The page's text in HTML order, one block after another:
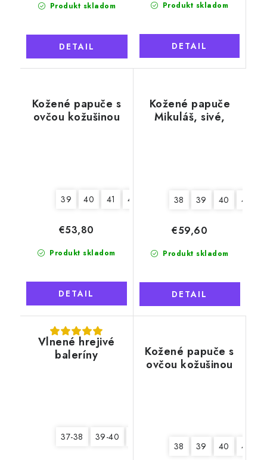
Produkt skladom
DETAIL
Produkt skladom
DETAIL
Kožené papuče s
ovčou kožušinou
39 40 41 42 44 45 46
Produkt skladom
€53,80
DETAIL
Kožené papuče
Mikuláš, sivé,
38 39 40 41
Produkt skladom
€59,60
DETAIL
Vlnené hrejivé
baleríny
37-38 39-40
Kožené papuče s
ovčou kožušinou
38 39 40 41